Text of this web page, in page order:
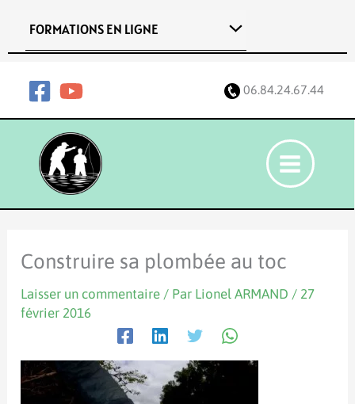
FORMATIONS EN LIGNE
06.84.24.67.44
Construire sa plombée au toc
Laisser un commentaire / Par Lionel ARMAND / 27
février 2016